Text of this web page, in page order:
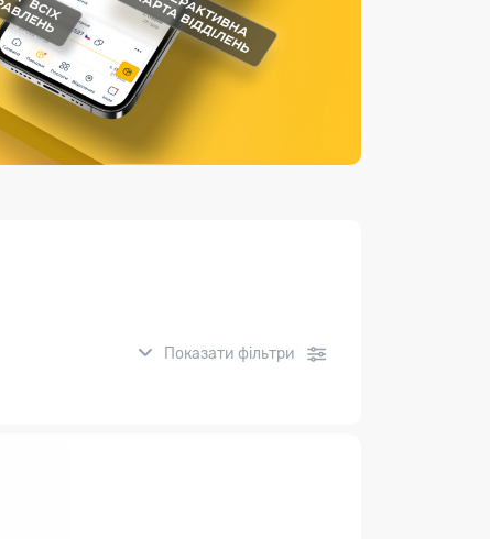
Страхові послуги
Каталог «Укрпошта Маркет»
Показати фільтри